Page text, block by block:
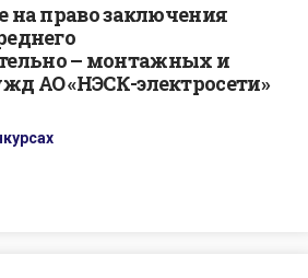
на право заключения
– монтажных и
АО «НЭСК-электросети»